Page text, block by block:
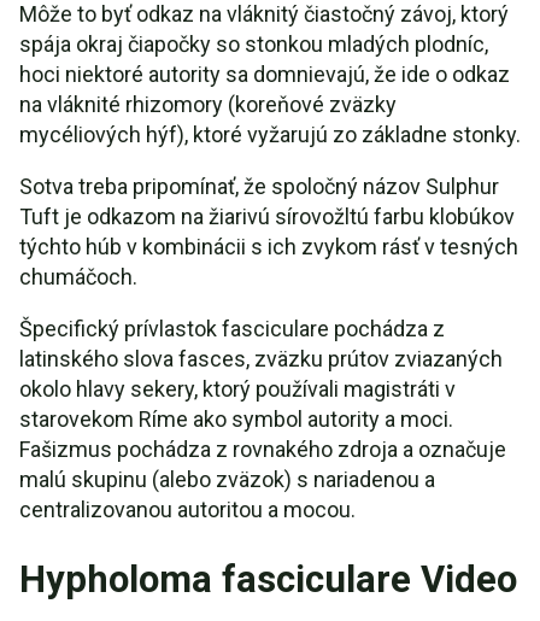
Môže to byť odkaz na vláknitý čiastočný závoj, ktorý
spája okraj čiapočky so stonkou mladých plodníc,
hoci niektoré autority sa domnievajú, že ide o odkaz
na vláknité rhizomory (koreňové zväzky
mycéliových hýf), ktoré vyžarujú zo základne stonky.
Sotva treba pripomínať, že spoločný názov Sulphur
Tuft je odkazom na žiarivú sírovožltú farbu klobúkov
týchto húb v kombinácii s ich zvykom rásť v tesných
chumáčoch.
Špecifický prívlastok fasciculare pochádza z
latinského slova fasces, zväzku prútov zviazaných
okolo hlavy sekery, ktorý používali magistráti v
starovekom Ríme ako symbol autority a moci.
Fašizmus pochádza z rovnakého zdroja a označuje
malú skupinu (alebo zväzok) s nariadenou a
centralizovanou autoritou a mocou.
Hypholoma fasciculare Video